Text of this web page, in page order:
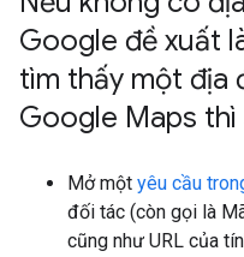
Google đề xuất
tìm thấy một địa
Google Maps thì
Mở một yêu cầu
đối tác (còn gọi là
cũng như URL của